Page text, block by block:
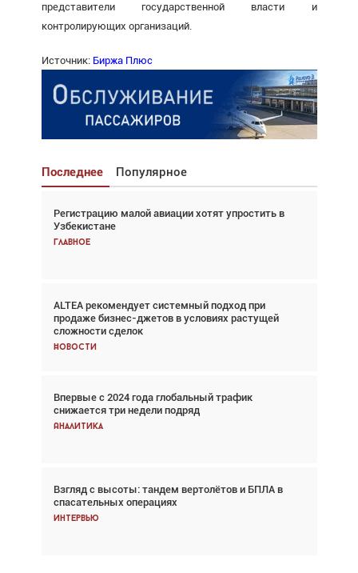
представители государственной власти и
контролирующих организаций.
Источник: Биржа Плюс
Последнее Популярное
Регистрацию малой авиации хотят упростить в
Узбекистане
Главное
ALTEA рекомендует системный подход при
продаже бизнес-джетов в условиях растущей
сложности сделок
Новости
Впервые с 2024 года глобальный трафик
снижается три недели подряд
Аналитика
Взгляд с высоты: тандем вертолётов и БПЛА в
спасательных операциях
Интервью
Взгляд с высоты: тандем вертолётов и БПЛА в
спасательных операциях
Главное
Авиационный фотограф Дэйв Кох: «Фотография
говорит сама за себя... а ИИ всё портит»
Новости
Впервые с 2024 года глобальный трафик
снижается три недели подряд
Аналитика
Частный самолёт – это актив. Подходите к
покупке соответствующим образом
Интервью